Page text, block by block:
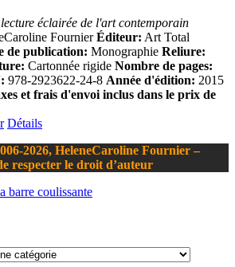
éclairée de l'art contemporain
FournierÉditeur: Art Total
de publication: Monographie Reliure:
Cartonnée rigide Nombre de pages:
978-2923622-24-8 Année d'édition: 2015
et frais d'envoi inclus dans le prix de
Détails
2026, HeleneCaroline Fournier –
respecter le droit d’auteur
barre coulissante